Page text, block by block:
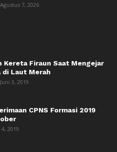
Agustus 7, 2026
Kereta Firaun Saat Mengejar
di Laut Merah
Juni 3, 2019
CPNS Formasi 2019
2019